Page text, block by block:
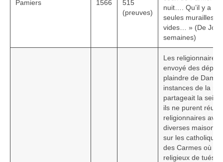
Pamiers 1566
515
(preuves)
nuit…. Qu’il y a
seules murailles
vides… » (De
semaines)
Les religionnaires
envoyé des
plaindre de
instances de la
partageait la
ils ne purent
religionnaires
diverses maisons
sur les
des Carmes où il
religieux de tués.